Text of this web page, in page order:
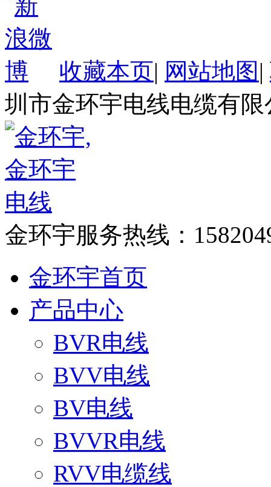
收藏本页| 网站地图 |
圳市金环宇电线电缆有
金环宇服务热线：
金环宇首页
产品中心
BVR电线
BVV电线
BV电线
BVVR电线
RVV电缆线